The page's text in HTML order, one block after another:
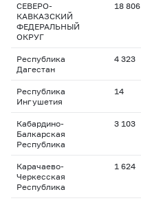
СЕВЕРО-
КАВКАЗСКИЙ
ФЕДЕРАЛЬНЫЙ
ОКРУГ
18 806
Республика
Дагестан
4 323
Республика
Ингушетия
14
Кабардино-
Балкарская
Республика
3 103
Карачаево-
Черкесская
Республика
1 624